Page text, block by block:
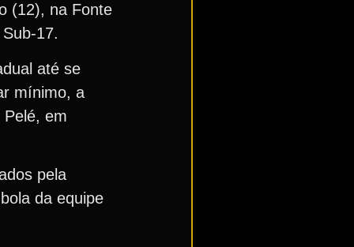
(12), na Fonte
17.
até se
mínimo, a
em
pela
da equipe